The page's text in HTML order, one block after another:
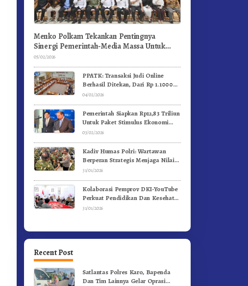
Menko Polkam Tekankan Pentingnya
Sinergi Pemerintah-Media Massa Untuk
Jaga Stabilitas Bangsa
05/02/2026
PPATK: Transaksi Judi Online
Berhasil Ditekan, Dari Rp 1.1000
Triliun Menjadi Rp 268 Triliun
04/02/2026
Pemerintah Siapkan Rp12,83 Triliun
Untuk Paket Stimulus Ekonomi
Kuartal I-2026
03/02/2026
Kadiv Humas Polri: Wartawan
Berperan Strategis Menjaga Nilai
Kebangsaan, Demokrasi, dan NKRI
31/01/2026
Kolaborasi Pemprov DKI-YouTube
Perkuat Pendidikan Dan Kesehatan
Mental
31/01/2026
Recent Post
Satlantas Polres Karo, Bapenda
Dan Tim Lainnya Gelar Oprasi